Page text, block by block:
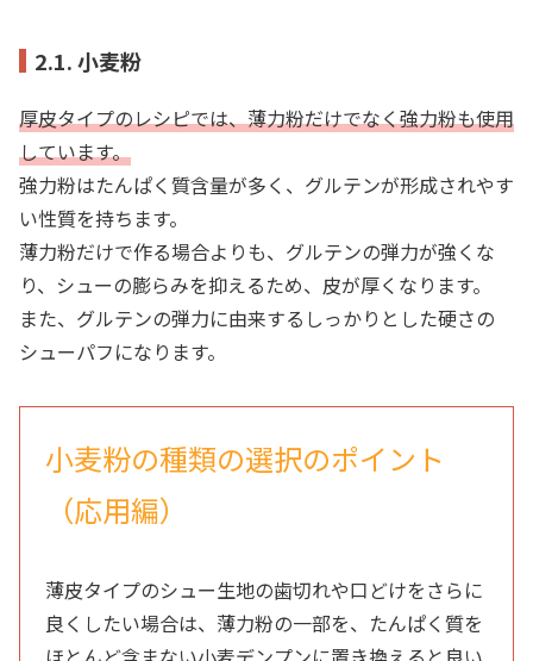
2.1. 小麦粉
厚皮タイプのレシピでは、薄力粉だけでなく強力粉も使用
しています。
強力粉はたんぱく質含量が多く、グルテンが形成されやす
い性質を持ちます。
薄力粉だけで作る場合よりも、グルテンの弾力が強くな
り、シューの膨らみを抑えるため、皮が厚くなります。
また、グルテンの弾力に由来するしっかりとした硬さの
シューパフになります。
小麦粉の種類の選択のポイント
（応用編）
薄皮タイプのシュー生地の歯切れや口どけをさらに
良くしたい場合は、薄力粉の一部を、たんぱく質を